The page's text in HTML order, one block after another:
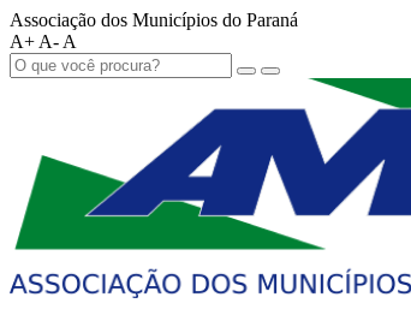
Associação dos Municípios do Paraná
A+ A- A